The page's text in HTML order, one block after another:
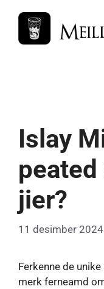
content
Islay
jier?
11 desimber 2024
Ferkenne de
merk ferneamd